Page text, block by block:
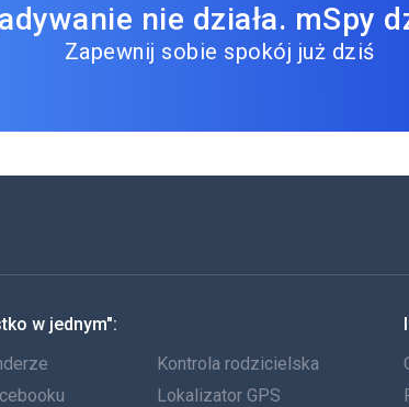
nie działa. mSpy
Zapewnij sobie spokój już dziś
w jednym":
Kontrola rodzicielska
Lokalizator GPS